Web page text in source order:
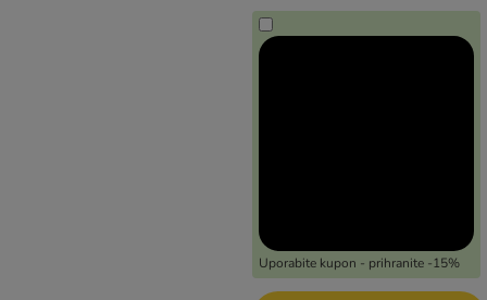
Uporabite kupon - prihranite -15%